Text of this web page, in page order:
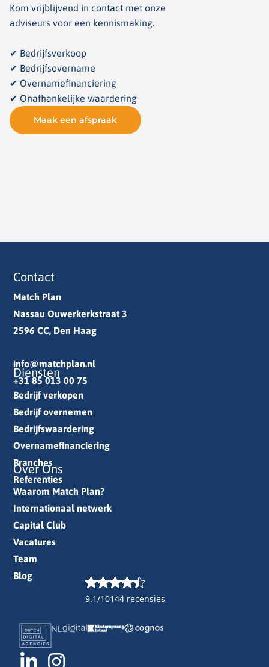
Kom vrijblijvend in contact met onze
adviseurs voor een kennismaking.
✔ Bedrijfsverkoop
✔ Bedrijfsovername
✔ Overnamefinanciering
✔ Onafhankelijke waardering
Maak een afspraak
9.1/10144 recensies
Contact
Match Plan
Nassau Ouwerkerkstraat 3
2596 CC, Den Haag
info@matchplan.nl
+31 85 013 00 75
Diensten
Bedrijf verkopen
Bedrijf overnemen
Bedrijfswaardering
Overnamefinanciering
Branches
Referenties
Over Ons
Waarom Match Plan?
Internationaal netwerk
Capital Club
Vacatures
Team
Blog